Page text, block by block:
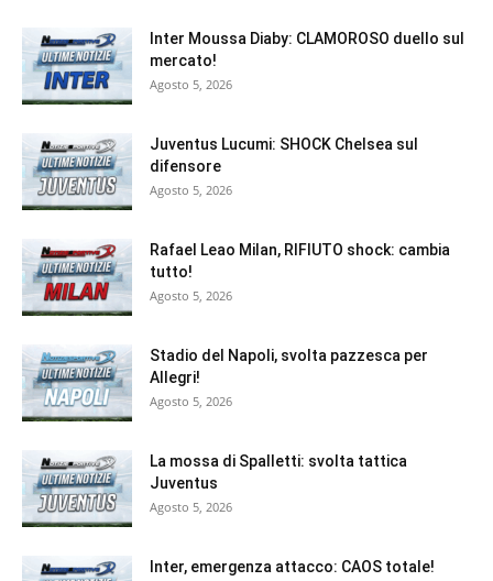
Inter Moussa Diaby: CLAMOROSO duello sul
mercato!
Agosto 5, 2026
Juventus Lucumi: SHOCK Chelsea sul
difensore
Agosto 5, 2026
Rafael Leao Milan, RIFIUTO shock: cambia
tutto!
Agosto 5, 2026
Stadio del Napoli, svolta pazzesca per
Allegri!
Agosto 5, 2026
La mossa di Spalletti: svolta tattica
Juventus
Agosto 5, 2026
Inter, emergenza attacco: CAOS totale!